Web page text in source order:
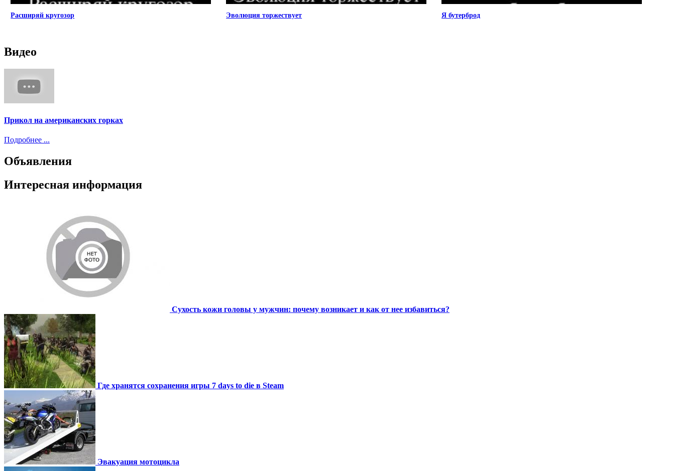
Расширяй кругозор Эволюция торжествует Я бутерброд
Видео
Прикол на американских горках
Подробнее ...
Объявления
Интересная информация
Сухость кожи головы у мужчин: почему возникает и как от нее избавиться?
Где хранятся сохранения игры 7 days to die в Steam
Эвакуация мотоцикла